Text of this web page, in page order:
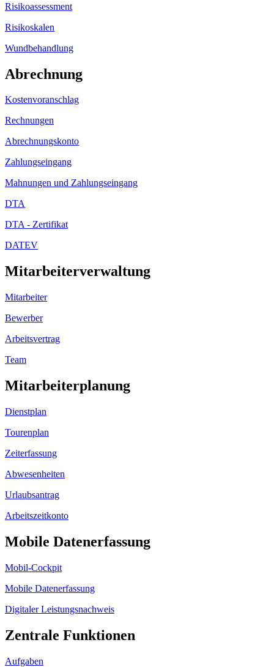
Risikoassessment
Risikoskalen
Wundbehandlung
Abrechnung
Kostenvoranschlag
Rechnungen
Abrechnungskonto
Zahlungseingang
Mahnungen und Zahlungseingang
DTA
DTA - Zertifikat
DATEV
Mitarbeiterverwaltung
Mitarbeiter
Bewerber
Arbeitsvertrag
Team
Mitarbeiterplanung
Dienstplan
Tourenplan
Zeiterfassung
Abwesenheiten
Urlaubsantrag
Arbeitszeitkonto
Mobile Datenerfassung
Mobil-Cockpit
Mobile Datenerfassung
Digitaler Leistungsnachweis
Zentrale Funktionen
Aufgaben